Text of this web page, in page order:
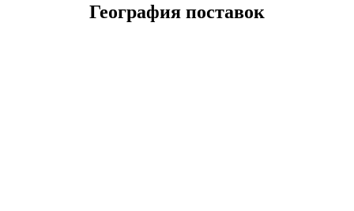
География поставок